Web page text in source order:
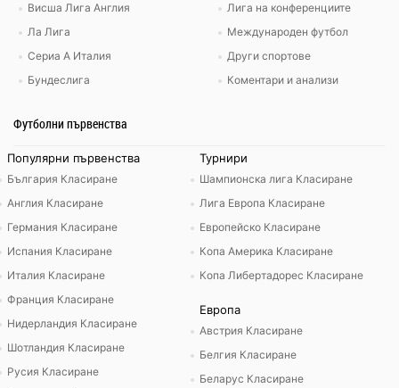
Висша Лига Англия
Ла Лига
Сериа А Италия
Бундеслига
Лига на конференциите
Международен футбол
Други спортове
Коментари и анализи
Футболни първенства
Популярни първенства
България Класиране
Англия Класиране
Германия Класиране
Испания Класиране
Италия Класиране
Франция Класиране
Нидерландия Класиране
Шотландия Класиране
Русия Класиране
Турнири
Шампионска лига Класиране
Лига Европа Класиране
Европейско Класиране
Копа Америка Класиране
Копа Либертадорес Класиране
Европа
Австрия Класиране
Белгия Класиране
Беларус Класиране